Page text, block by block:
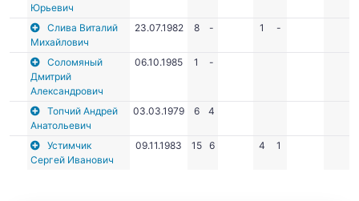
Юрьевич
Слива Виталий
Михайлович
23.07.1982 8 - 1 -
Соломяный
Дмитрий
Александрович
06.10.1985 1 -
Топчий Андрей
Анатольевич
03.03.1979 6 4
Устимчик
Сергей Иванович
09.11.1983 15 6 4 1